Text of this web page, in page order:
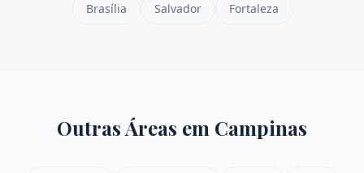
Brasília
Salvador Fortaleza
Outras Áreas em Campinas